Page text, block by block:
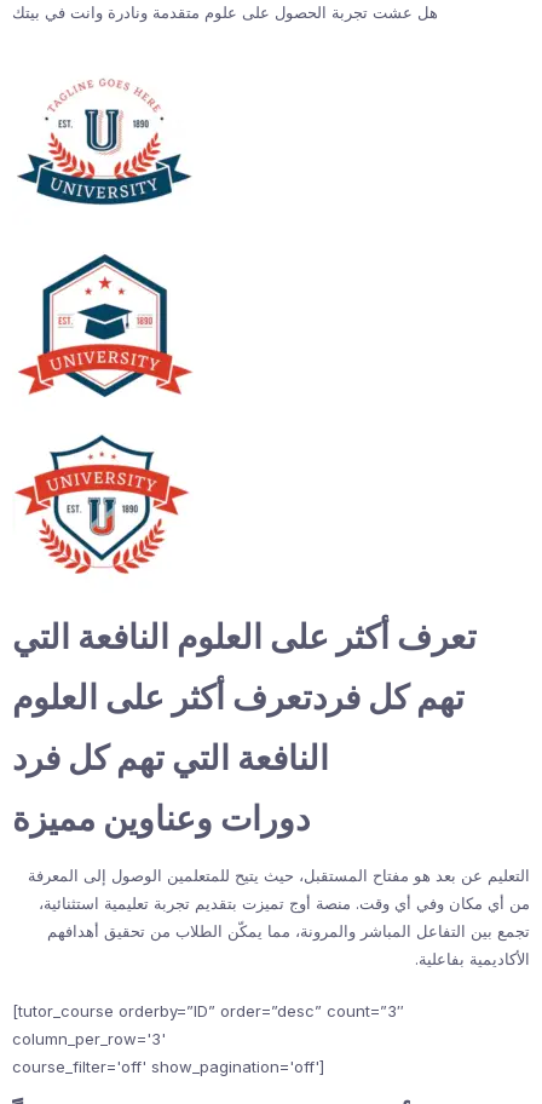
هل عشت تجربة الحصول على علوم متقدمة ونادرة وانت في بيتك
تعرف أكثر على العلوم النافعة التي
تهم كل فردتعرف أكثر على العلوم
النافعة التي تهم كل فرد
دورات وعناوين مميزة
التعليم عن بعد هو مفتاح المستقبل، حيث يتيح للمتعلمين الوصول إلى المعرفة
من أي مكان وفي أي وقت. منصة أوج تميزت بتقديم تجربة تعليمية استثنائية،
تجمع بين التفاعل المباشر والمرونة، مما يمكّن الطلاب من تحقيق أهدافهم
الأكاديمية بفاعلية.
[tutor_course orderby=”ID” order=”desc” count=”3″
column_per_row='3'
course_filter='off' show_pagination='off']